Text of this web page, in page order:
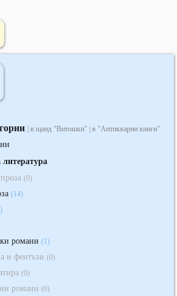
| в щанд "Витошки" | в "Антикварни книги"
литература
(0)
(14)
романи (1)
и фентъзи (0)
(0)
романи (0)